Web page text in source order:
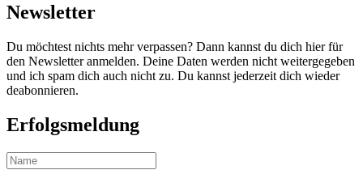
Newsletter
Du möchtest nichts mehr verpassen? Dann kannst du dich hier für
den Newsletter anmelden. Deine Daten werden nicht weitergegeben
und ich spam dich auch nicht zu. Du kannst jederzeit dich wieder
deabonnieren.
Erfolgsmeldung